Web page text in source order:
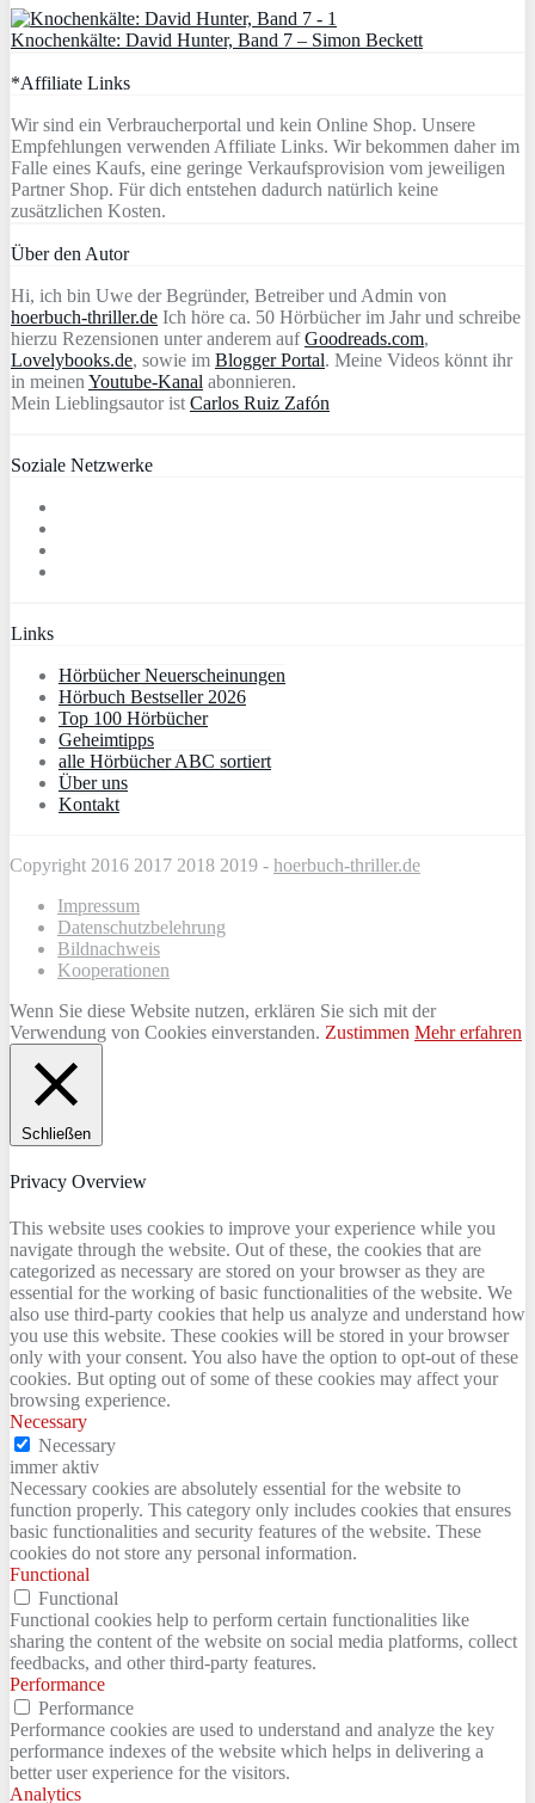
Knochenkälte: David Hunter, Band 7 – Simon Beckett
*Affiliate Links
Wir sind ein Verbraucherportal und kein Online Shop. Unsere
Empfehlungen verwenden Affiliate Links. Wir bekommen daher im
Falle eines Kaufs, eine geringe Verkaufsprovision vom jeweiligen
Partner Shop. Für dich entstehen dadurch natürlich keine
zusätzlichen Kosten.
Über den Autor
Hi, ich bin Uwe der Begründer, Betreiber und Admin von
hoerbuch-thriller.de Ich höre ca. 50 Hörbücher im Jahr und schreibe
hierzu Rezensionen unter anderem aufGoodreads.com,
Lovelybooks.de, sowie im Blogger Portal. Meine Videos könnt ihr
in meinen Youtube-Kanal abonnieren.
Mein Lieblingsautor ist Carlos Ruiz Zafón
Soziale Netzwerke
Links
Hörbücher Neuerscheinungen
Hörbuch Bestseller 2026
Top 100 Hörbücher
Geheimtipps
alle Hörbücher ABC sortiert
Über uns
Kontakt
Copyright 2016 2017 2018 2019 - hoerbuch-thriller.de
Impressum
Datenschutzbelehrung
Bildnachweis
Kooperationen
Wenn Sie diese Website nutzen, erklären Sie sich mit der
Verwendung von Cookies einverstanden. Zustimmen Mehr erfahren
Schließen
Privacy Overview
This website uses cookies to improve your experience while you
navigate through the website. Out of these, the cookies that are
categorized as necessary are stored on your browser as they are
essential for the working of basic functionalities of the website. We
also use third-party cookies that help us analyze and understand how
you use this website. These cookies will be stored in your browser
only with your consent. You also have the option to opt-out of these
cookies. But opting out of some of these cookies may affect your
browsing experience.
Necessary
Necessary
immer aktiv
Necessary cookies are absolutely essential for the website to
function properly. This category only includes cookies that ensures
basic functionalities and security features of the website. These
cookies do not store any personal information.
Functional
Functional
Functional cookies help to perform certain functionalities like
sharing the content of the website on social media platforms, collect
feedbacks, and other third-party features.
Performance
Performance
Performance cookies are used to understand and analyze the key
performance indexes of the website which helps in delivering a
better user experience for the visitors.
Analytics